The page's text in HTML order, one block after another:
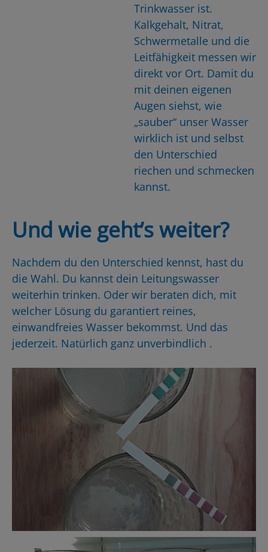
Trinkwasser ist.
Kalkgehalt, Nitrat,
Schwermetalle und die
Leitfähigkeit messen wir
direkt vor Ort. Damit du
mit deinen eigenen
Augen siehst, wie
„sauber“ unser Wasser
wirklich ist und selbst
den Unterschied
riechen und schmecken
kannst.
Und wie geht’s weiter?
Nachdem du den Unterschied kennst, hast du
die Wahl. Du kannst dein Leitungswasser
weiterhin trinken. Oder wir beraten dich, mit
welcher Lösung du garantiert reines,
einwandfreies Wasser bekommst. Und das
jederzeit. Natürlich ganz unverbindlich .